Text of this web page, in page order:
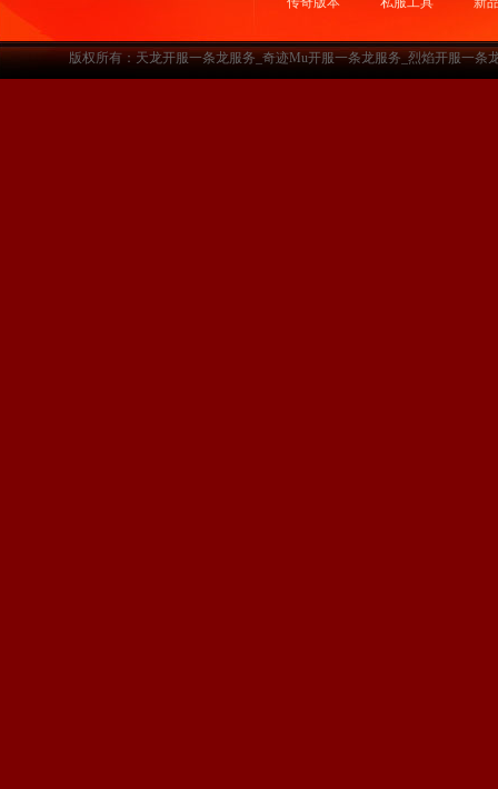
版权所有：天龙开服一条龙服务_奇迹Mu开服一条龙服务_烈焰开服一条